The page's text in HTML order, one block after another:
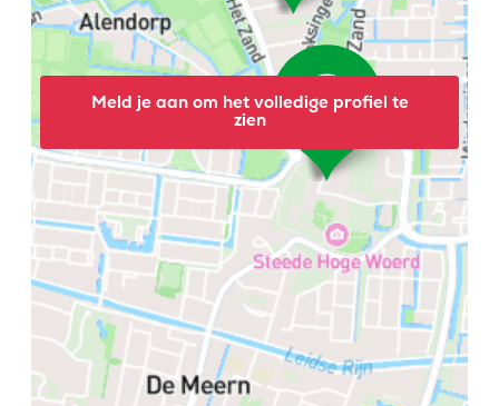
Meld je aan om het volledige profiel te
zien